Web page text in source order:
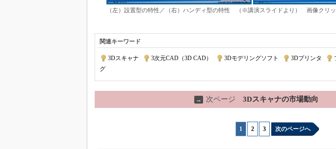
（左）設置型の特性／（右）ハンディ型の特性 （※講演スライドより） 画像クリ
関連キーワード
3Dスキャナ 3次元CAD（3D CAD） 3Dモデリングソフト 3Dプリンタ
グ
→ 次ページ 3Dスキャナの市場動向
1 2 3 次のページへ